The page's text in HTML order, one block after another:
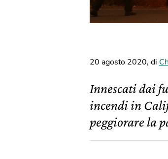
20 agosto 2020, di
Innescati dai
incendi in
peggiorare la